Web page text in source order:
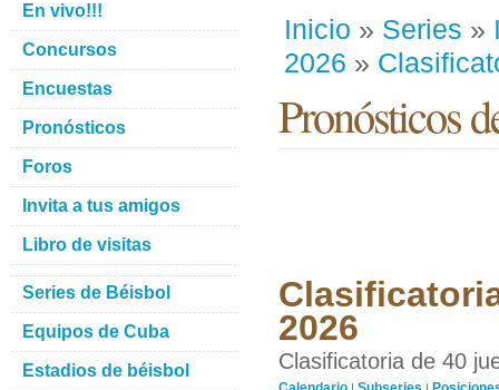
Inicio » Series »
2026 »
Pronósticos
2026
Clasificatoria de 40
En vivo!!!
Concursos
Encuestas
Pronósticos
Foros
Invita a tus amigos
Libro de visitas
Series de Béisbol
Equipos de Cuba
Estadios de béisbol